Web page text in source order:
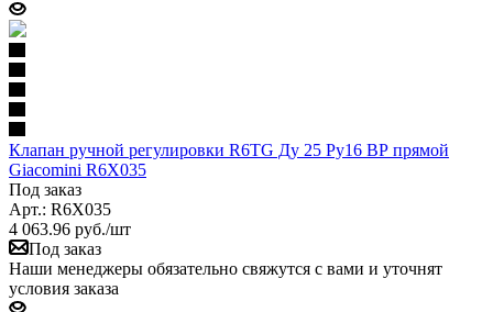
Клапан ручной регулировки R6TG Ду 25 Ру16 ВР прямой
Giacomini R6X035
Под заказ
Арт.: R6X035
4 063.96 руб./шт
Под заказ
Наши менеджеры обязательно свяжутся с вами и уточнят
условия заказа